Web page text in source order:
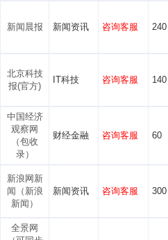
新闻晨报 新闻资讯 咨询客服 240
北京科技
报(官方)
IT科技 咨询客服 140
中国经济
观察网
（包收
录）
财经金融 咨询客服 60
新浪网新
闻（新浪
新闻）
新闻资讯 咨询客服 300
全景网